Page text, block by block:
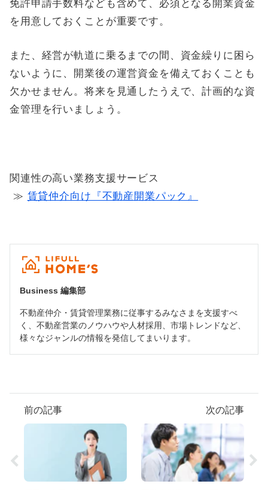
免許申請手数料なども含めて、必須となる開業資金
を用意しておくことが重要です。
また、経営が軌道に乗るまでの間、資金繰りに困ら
ないように、開業後の運営資金を備えておくことも
欠かせません。将来を見通したうえで、計画的な資
金管理を行いましょう。
関連性の高い業務支援サービス
≫ 賃貸仲介向け『不動産開業パック』
Business 編集部
不動産仲介・賃貸管理業務に従事するみなさまを支援すべ
く、不動産営業のノウハウや人材採用、市場トレンドなど、
様々なジャンルの情報を発信してまいります。
前の記事 次の記事